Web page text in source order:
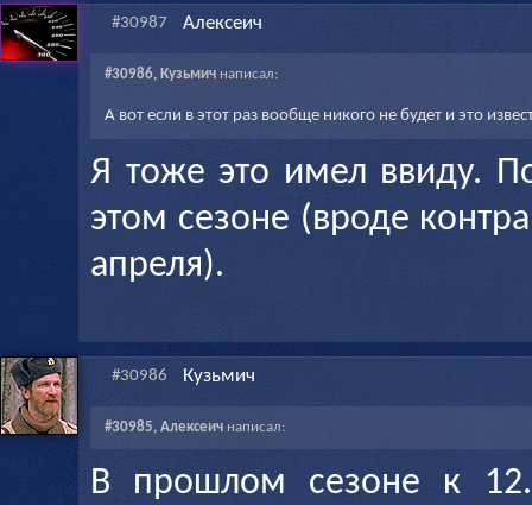
#30987 Алексеич
#30986, Кузьмичнаписал:
А вот если в этот раз вообще никого не будет и это
Я тоже это имел ввиду.
этом сезоне (вроде
апреля).
#30986 Кузьмич
#30985, Алексеичнаписал:
В прошлом сезоне к